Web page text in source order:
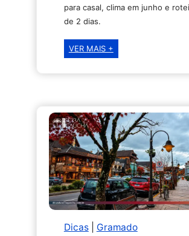
para casal, clima em junho e
de 2 dias.
VER MAIS +Dia
Namorados
onde
ficar,
onde
jantar
e
o
que
a
Dicas| Gramado